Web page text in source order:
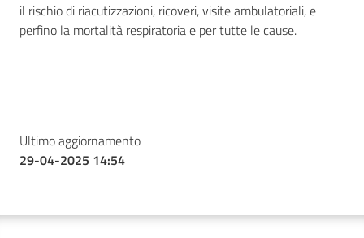
il rischio di riacutizzazioni, ricoveri, visite ambulatoriali, e
perfino la mortalità respiratoria e per tutte le cause.
Ultimo aggiornamento
29-04-2025 14:54